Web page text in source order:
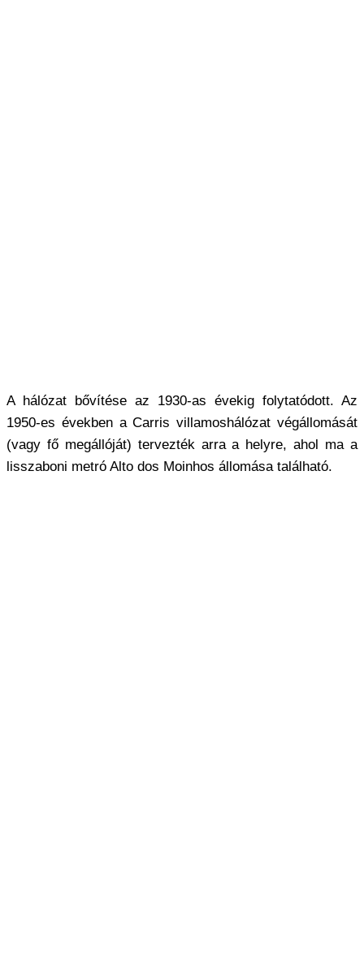
A hálózat bővítése az 1930-as évekig folytatódott. Az
1950-es években a Carris villamoshálózat végállomását
(vagy fő megállóját) tervezték arra a helyre, ahol ma a
lisszaboni metró Alto dos Moinhos állomása található.